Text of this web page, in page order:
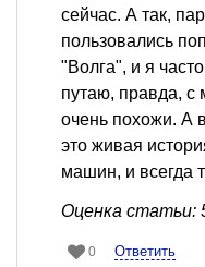
сейчас. А так,
пользовались
"Волга", и я
путаю, правда, с
очень похожи. А
это живая
машин, и всегда
Оценка статьи:
0 Ответить